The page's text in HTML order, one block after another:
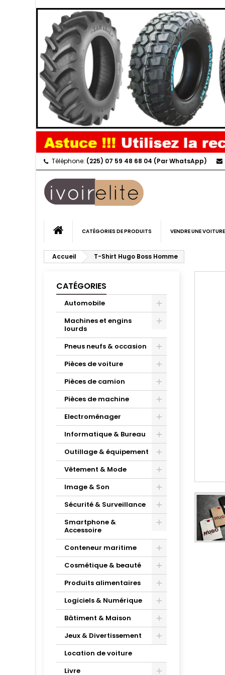
Téléphone: (225) 07 59 48 68 04 (Par WhatsApp)
CATÉGORIES DE PRODUITS VENDRE UNE VOITURE
Accueil T-Shirt Hugo Boss Homme
CATÉGORIES
Automobile
Machines et engins
lourds
Pneus neufs & occasion
Pièces de voiture
Pièces de camion
Pièces de machine
Electroménager
Informatique & Bureau
Outillage & équipement
Vêtement & Mode
Image & Son
Sécurité & Surveillance
Smartphone &
Accessoire
Conteneur maritime
Cosmétique & beauté
Produits alimentaires
Logiciels & Numérique
Bâtiment & Maison
Jeux & Divertissement
Location de voiture
Livre